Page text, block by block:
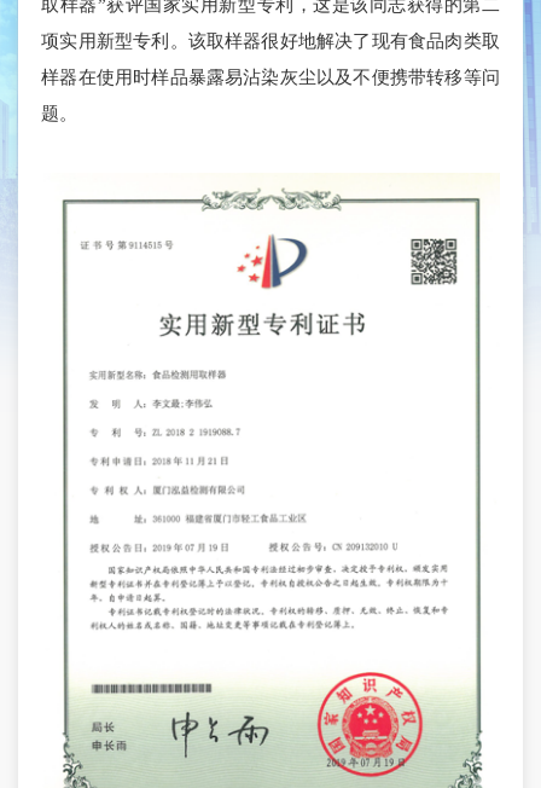
取样器”获评国家实用新型专利，这是该同志获得的第二
项实用新型专利。该取样器很好地解决了现有食品肉类取
样器在使用时样品暴露易沾染灰尘以及不便携带转移等问
题。